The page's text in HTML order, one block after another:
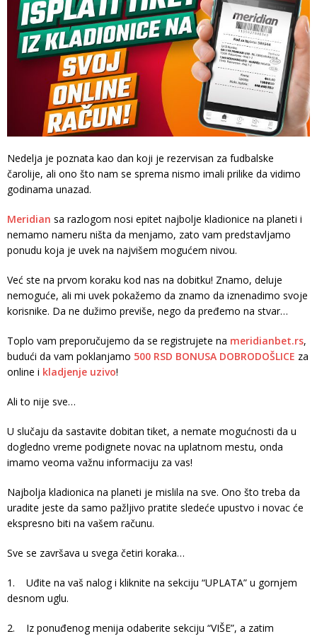
Nedelja je poznata kao dan koji je rezervisan za fudbalske
čarolije, ali ono što nam se sprema nismo imali prilike da vidimo
godinama unazad.
Meridian sa razlogom nosi epitet najbolje kladionice na planeti i
nemamo nameru ništa da menjamo, zato vam predstavljamo
ponudu koja je uvek na najvišem mogućem nivou.
Već ste na prvom koraku kod nas na dobitku! Znamo, deluje
nemoguće, ali mi uvek pokažemo da znamo da iznenadimo svoje
korisnike. Da ne dužimo previše, nego da pređemo na stvar…
Toplo vam preporučujemo da se registrujete na meridianbet.rs,
budući da vam poklanjamo 500 RSD BONUSA DOBRODOŠLICE za
online i kladjenje uzivo!
Ali to nije sve…
U slučaju da sastavite dobitan tiket, a nemate mogućnosti da u
dogledno vreme podignete novac na uplatnom mestu, onda
imamo veoma važnu informaciju za vas!
Najbolja kladionica na planeti je mislila na sve. Ono što treba da
uradite jeste da samo pažljivo pratite sledeće upustvo i novac će
ekspresno biti na vašem računu.
Sve se završava u svega četiri koraka…
1. Uđite na vaš nalog i kliknite na sekciju “UPLATA” u gornjem
desnom uglu.
2. Iz ponuđenog menija odaberite sekciju “VIŠE”, a zatim